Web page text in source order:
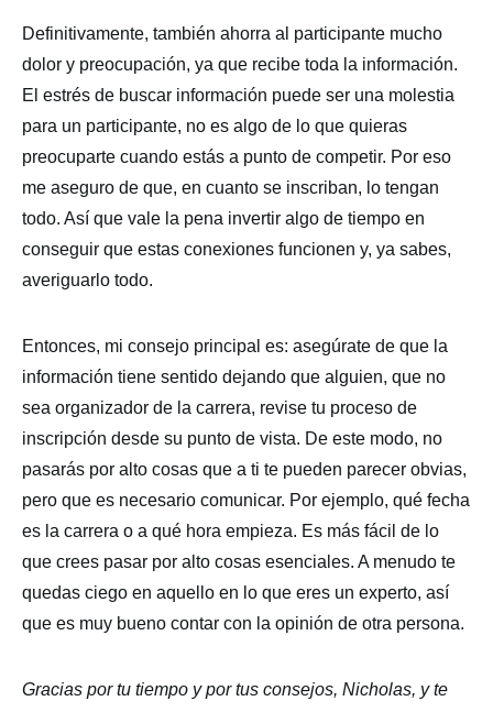
Definitivamente, también ahorra al participante mucho
dolor y preocupación, ya que recibe toda la información.
El estrés de buscar información puede ser una molestia
para un participante, no es algo de lo que quieras
preocuparte cuando estás a punto de competir. Por eso
me aseguro de que, en cuanto se inscriban, lo tengan
todo. Así que vale la pena invertir algo de tiempo en
conseguir que estas conexiones funcionen y, ya sabes,
averiguarlo todo.
Entonces, mi consejo principal es: asegúrate de que la
información tiene sentido dejando que alguien, que no
sea organizador de la carrera, revise tu proceso de
inscripción desde su punto de vista. De este modo, no
pasarás por alto cosas que a ti te pueden parecer obvias,
pero que es necesario comunicar. Por ejemplo, qué fecha
es la carrera o a qué hora empieza. Es más fácil de lo
que crees pasar por alto cosas esenciales. A menudo te
quedas ciego en aquello en lo que eres un experto, así
que es muy bueno contar con la opinión de otra persona.
Gracias por tu tiempo y por tus consejos, Nicholas, y te